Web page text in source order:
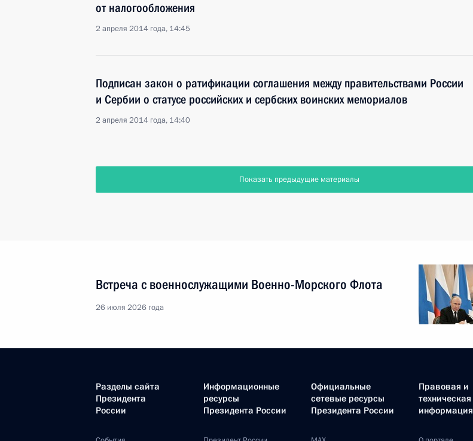
от налогообложения
2 апреля 2014 года, 14:45
Подписан закон о ратификации соглашения между правительствами России
и Сербии о статусе российских и сербских воинских мемориалов
2 апреля 2014 года, 14:40
Показать предыдущие материалы
Встреча с военнослужащими Военно-Морского Флота
26 июля 2026 года
Разделы сайта
Президента
России
Информационные
ресурсы
Президента России
Официальные
сетевые ресурсы
Президента России
Правовая и
техническая
информация